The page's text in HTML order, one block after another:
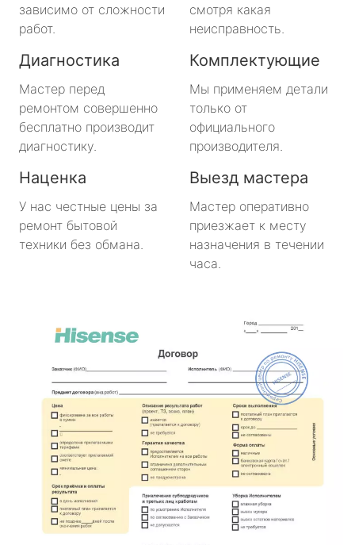
зависимо от сложности
работ.
смотря какая
неисправность.
Диагностика
Мастер перед
ремонтом совершенно
бесплатно производит
диагностику.
Комплектующие
Мы применяем детали
только от
официального
производителя.
Наценка
У нас честные цены за
ремонт бытовой
техники без обмана.
Выезд мастера
Мастер оперативно
приезжает к месту
назначения в течении
часа.